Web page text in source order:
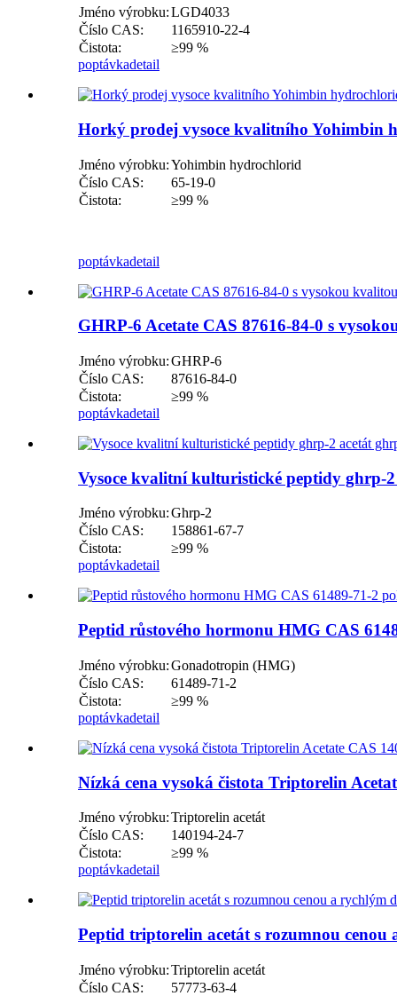
Jméno výrobku:LGD4033
Číslo CAS:
1165910-22-4
Čistota:
≥99 %
poptávkadetail
Horký prodej vysoce kvalitního Yohimbin
Jméno výrobku:Yohimbin hydrochlorid
Číslo CAS:
65-19-0
Čistota:
≥99 %
poptávkadetail
GHRP-6 Acetate CAS 87616-84-0 s
Jméno výrobku:GHRP-6
Číslo CAS:
87616-84-0
Čistota:
≥99 %
poptávkadetail
Vysoce kvalitní kulturistické peptidy ghrp-2
Jméno výrobku:Ghrp-2
Číslo CAS:
158861-67-7
Čistota:
≥99 %
poptávkadetail
Peptid růstového hormonu HMG CAS
Jméno výrobku:Gonadotropin (HMG)
Číslo CAS:
61489-71-2
Čistota:
≥99 %
poptávkadetail
Nízká cena vysoká čistota Triptorelin
Jméno výrobku:Triptorelin acetát
Číslo CAS:
140194-24-7
Čistota:
≥99 %
poptávkadetail
Peptid triptorelin acetát s rozumnou
Jméno výrobku:Triptorelin acetát
Číslo CAS:
57773-63-4